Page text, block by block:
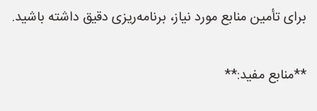
برای تأمین منابع مورد نیاز، برنامه‌ریزی دقیق داشته باشید.
**منابع مفید:**